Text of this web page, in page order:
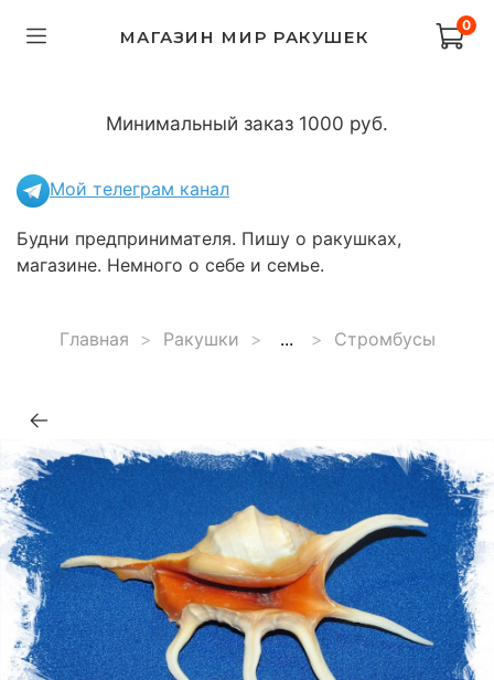
МАГАЗИН МИР РАКУШЕК
0
Минимальный заказ 1000 руб.
Мой телеграм канал
Будни предпринимателя. Пишу о ракушках,
магазине. Немного о себе и семье.
Главная Ракушки ... Стромбусы